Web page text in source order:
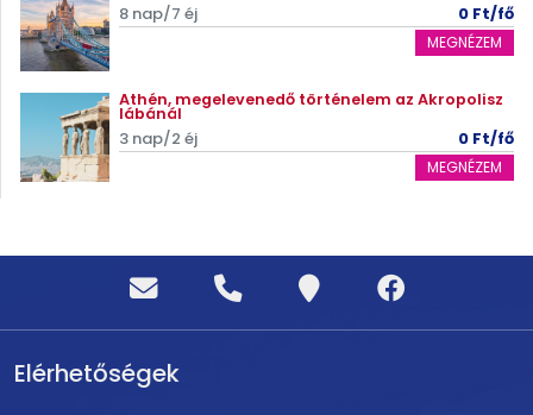
8 nap/7 éj 0 Ft/fő
MEGNÉZEM
Athén, megelevenedő történelem az Akropolisz
lábánál
3 nap/2 éj 0 Ft/fő
MEGNÉZEM
Elérhetőségek